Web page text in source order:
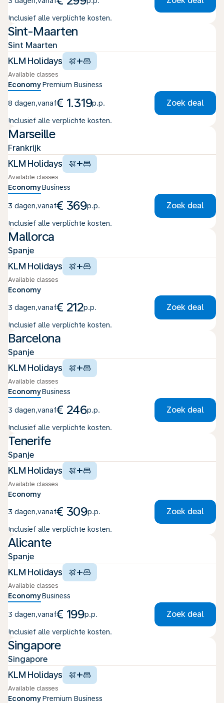
Inclusief alle verplichte kosten.
Sint-Maarten
Sint Maarten
KLM Holidays +
Available classes
EconomyPremium Business
8 dagen,vanaf€ 1.319p.p. Zoek deal
Inclusief alle verplichte kosten.
Marseille
Frankrijk
KLM Holidays +
Available classes
EconomyBusiness
3 dagen,vanaf€ 369p.p. Zoek deal
Inclusief alle verplichte kosten.
Mallorca
Spanje
KLM Holidays +
Available classes
Economy
3 dagen,vanaf€ 212p.p. Zoek deal
Inclusief alle verplichte kosten.
Barcelona
Spanje
KLM Holidays +
Available classes
EconomyBusiness
3 dagen,vanaf€ 246p.p. Zoek deal
Inclusief alle verplichte kosten.
Tenerife
Spanje
KLM Holidays +
Available classes
Economy
3 dagen,vanaf€ 309p.p. Zoek deal
Inclusief alle verplichte kosten.
Alicante
Spanje
KLM Holidays +
Available classes
EconomyBusiness
3 dagen,vanaf€ 199p.p. Zoek deal
Inclusief alle verplichte kosten.
Singapore
Singapore
KLM Holidays +
Available classes
EconomyPremium Business